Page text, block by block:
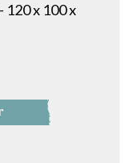
120 x 100 x